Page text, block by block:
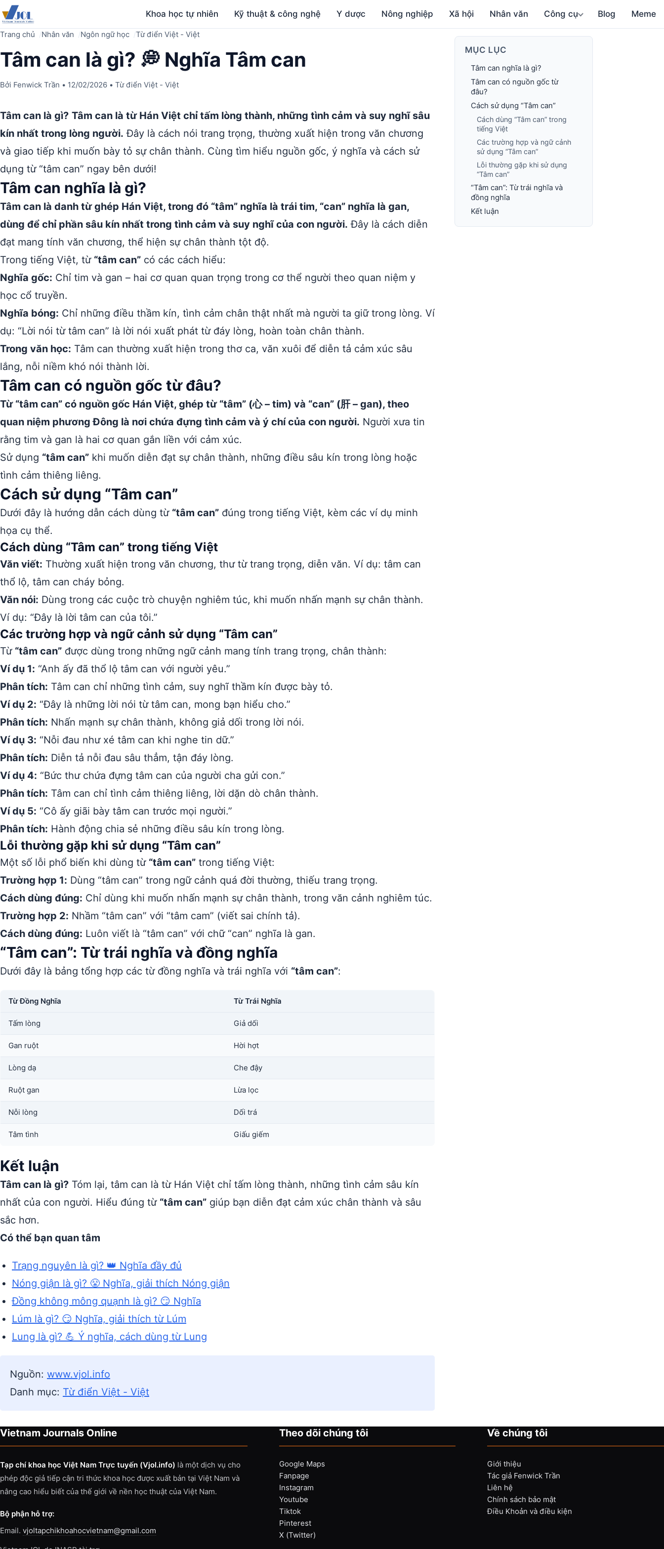
Khoa học tự nhiên Kỹ thuật & công nghệ Y dược Nông nghiệp Xã hội Nhân văn Công cụ Blog Meme
Trang chủ Nhân văn Ngôn ngữ học Từ điển Việt - Việt
Tâm can là gì? 💭 Nghĩa Tâm can
Bởi Fenwick Trần • 12/02/2026 • Từ điển Việt - Việt
Tâm can là gì? Tâm can là từ Hán Việt chỉ tấm lòng thành, những tình cảm và suy nghĩ sâu
kín nhất trong lòng người. Đây là cách nói trang trọng, thường xuất hiện trong văn chương
và giao tiếp khi muốn bày tỏ sự chân thành. Cùng tìm hiểu nguồn gốc, ý nghĩa và cách sử
dụng từ “tâm can” ngay bên dưới!
Tâm can nghĩa là gì?
Tâm can là danh từ ghép Hán Việt, trong đó “tâm” nghĩa là trái tim, “can” nghĩa là gan,
dùng để chỉ phần sâu kín nhất trong tình cảm và suy nghĩ của con người. Đây là cách diễn
đạt mang tính văn chương, thể hiện sự chân thành tột độ.
Trong tiếng Việt, từ “tâm can” có các cách hiểu:
Nghĩa gốc: Chỉ tim và gan – hai cơ quan quan trọng trong cơ thể người theo quan niệm y
học cổ truyền.
Nghĩa bóng: Chỉ những điều thầm kín, tình cảm chân thật nhất mà người ta giữ trong lòng. Ví
dụ: “Lời nói từ tâm can” là lời nói xuất phát từ đáy lòng, hoàn toàn chân thành.
Trong văn học: Tâm can thường xuất hiện trong thơ ca, văn xuôi để diễn tả cảm xúc sâu
lắng, nỗi niềm khó nói thành lời.
Tâm can có nguồn gốc từ đâu?
Từ “tâm can” có nguồn gốc Hán Việt, ghép từ “tâm” (心 – tim) và “can” (肝 – gan), theo
quan niệm phương Đông là nơi chứa đựng tình cảm và ý chí của con người. Người xưa tin
rằng tim và gan là hai cơ quan gắn liền với cảm xúc.
Sử dụng “tâm can” khi muốn diễn đạt sự chân thành, những điều sâu kín trong lòng hoặc
tình cảm thiêng liêng.
Cách sử dụng “Tâm can”
Dưới đây là hướng dẫn cách dùng từ “tâm can” đúng trong tiếng Việt, kèm các ví dụ minh
họa cụ thể.
Cách dùng “Tâm can” trong tiếng Việt
Văn viết: Thường xuất hiện trong văn chương, thư từ trang trọng, diễn văn. Ví dụ: tâm can
thổ lộ, tâm can cháy bỏng.
Văn nói: Dùng trong các cuộc trò chuyện nghiêm túc, khi muốn nhấn mạnh sự chân thành.
Ví dụ: “Đây là lời tâm can của tôi.”
Các trường hợp và ngữ cảnh sử dụng “Tâm can”
Từ “tâm can” được dùng trong những ngữ cảnh mang tính trang trọng, chân thành:
Ví dụ 1: “Anh ấy đã thổ lộ tâm can với người yêu.”
Phân tích: Tâm can chỉ những tình cảm, suy nghĩ thầm kín được bày tỏ.
Ví dụ 2: “Đây là những lời nói từ tâm can, mong bạn hiểu cho.”
Phân tích: Nhấn mạnh sự chân thành, không giả dối trong lời nói.
Ví dụ 3: “Nỗi đau như xé tâm can khi nghe tin dữ.”
Phân tích: Diễn tả nỗi đau sâu thẳm, tận đáy lòng.
Ví dụ 4: “Bức thư chứa đựng tâm can của người cha gửi con.”
Phân tích: Tâm can chỉ tình cảm thiêng liêng, lời dặn dò chân thành.
Ví dụ 5: “Cô ấy giãi bày tâm can trước mọi người.”
Phân tích: Hành động chia sẻ những điều sâu kín trong lòng.
Lỗi thường gặp khi sử dụng “Tâm can”
Một số lỗi phổ biến khi dùng từ “tâm can” trong tiếng Việt:
Trường hợp 1: Dùng “tâm can” trong ngữ cảnh quá đời thường, thiếu trang trọng.
Cách dùng đúng: Chỉ dùng khi muốn nhấn mạnh sự chân thành, trong văn cảnh nghiêm túc.
Trường hợp 2: Nhầm “tâm can” với “tâm cam” (viết sai chính tả).
Cách dùng đúng: Luôn viết là “tâm can” với chữ “can” nghĩa là gan.
“Tâm can”: Từ trái nghĩa và đồng nghĩa
Dưới đây là bảng tổng hợp các từ đồng nghĩa và trái nghĩa với “tâm can”:
Từ Đồng Nghĩa Từ Trái Nghĩa
Tấm lòng Giả dối
Gan ruột Hời hợt
Lòng dạ Che đậy
Ruột gan Lừa lọc
Nỗi lòng Dối trá
Tâm tình Giấu giếm
Kết luận
Tâm can là gì? Tóm lại, tâm can là từ Hán Việt chỉ tấm lòng thành, những tình cảm sâu kín
nhất của con người. Hiểu đúng từ “tâm can” giúp bạn diễn đạt cảm xúc chân thành và sâu
sắc hơn.
Có thể bạn quan tâm
Trạng nguyên là gì? 👑 Nghĩa đầy đủ
Nóng giận là gì? 😤 Nghĩa, giải thích Nóng giận
Đồng không mông quạnh là gì? 😏 Nghĩa
Lúm là gì? 😏 Nghĩa, giải thích từ Lúm
Lung là gì? 💪 Ý nghĩa, cách dùng từ Lung
Nguồn: www.vjol.info
Danh mục: Từ điển Việt - Việt
MỤC LỤC
Tâm can nghĩa là gì?
Tâm can có nguồn gốc từ
đâu?
Cách sử dụng “Tâm can”
Cách dùng “Tâm can” trong
tiếng Việt
Các trường hợp và ngữ cảnh
sử dụng “Tâm can”
Lỗi thường gặp khi sử dụng
“Tâm can”
“Tâm can”: Từ trái nghĩa và
đồng nghĩa
Kết luận
Vietnam Journals Online
Tạp chí khoa học Việt Nam Trực tuyến (Vjol.info) là một dịch vụ cho
phép độc giả tiếp cận tri thức khoa học được xuất bản tại Việt Nam và
nâng cao hiểu biết của thế giới về nền học thuật của Việt Nam.
Bộ phận hỗ trợ:
Email. vjoltapchikhoahocvietnam@gmail.com
Theo dõi chúng tôi
Google Maps
Fanpage
Instagram
Youtube
Tiktok
Pinterest
X (Twitter)
Về chúng tôi
Giới thiệu
Tác giả Fenwick Trần
Liên hệ
Chính sách bảo mật
Điều Khoản và điều kiện